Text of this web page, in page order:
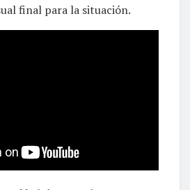
final para la situación.